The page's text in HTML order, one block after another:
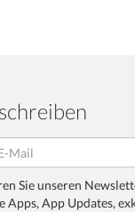
Sie unseren
Apps, App Updates,